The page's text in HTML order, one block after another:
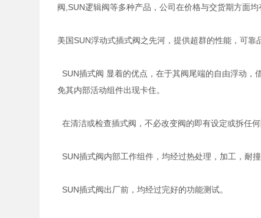
阀,SUN逻辑阀等多种产品，公司在价格与交货期方面均
美国SUN浮动式插式阀之先河，提供超群的性能，可靠
SUN插式阀 显着的优点，在于其阀尾端的自由浮动
免其内部活动组件出现卡住。
在清洁或检查插式阀，不必改变阀的即有设定或拆任何
SUN插式阀内部工作组件，均经过热处理，加工，耐
SUN插式阀出厂前，均经过完好的功能测试。